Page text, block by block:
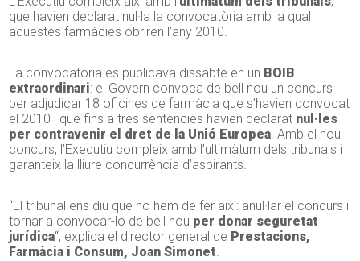
que havien declarat nul·la la convocatòria amb la qual
aquestes farmàcies obriren l’any 2010.
La convocatòria es publicava dissabte en un BOIB
extraordinari: el Govern convoca de bell nou un concurs
per adjudicar 18 oficines de farmàcia que s’havien convocat
el 2010 i que fins a tres sentències havien declarat nul·les
per contravenir el dret de la Unió Europea. Amb el nou
concurs, l’Executiu compleix amb l’ultimàtum dels tribunals i
garanteix la lliure concurrència d’aspirants.
“El tribunal ens diu que ho hem de fer així: anul·lar el concurs i
tornar a convocar-lo de bell nou per donar seguretat
jurídica“, explica el director general de Prestacions,
Farmàcia i Consum, Joan Simonet.